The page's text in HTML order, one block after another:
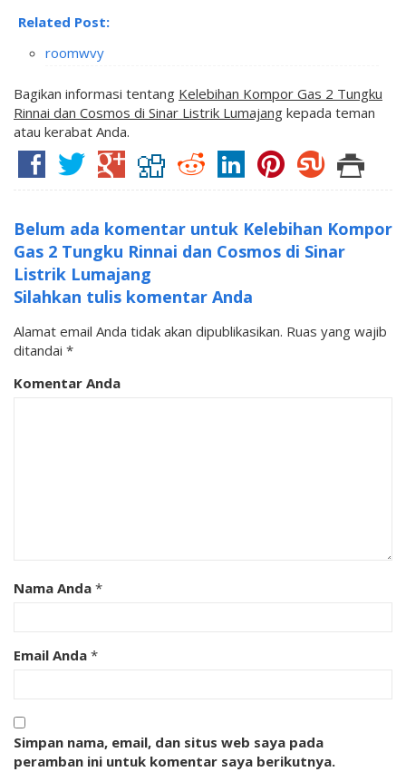
Related Post:
roomwvy
Bagikan informasi tentang Kelebihan Kompor Gas 2 Tungku
Rinnai dan Cosmos di Sinar Listrik Lumajang kepada teman
atau kerabat Anda.
Belum ada komentar untuk Kelebihan Kompor
Gas 2 Tungku Rinnai dan Cosmos di Sinar
Listrik Lumajang
Silahkan tulis komentar Anda
Alamat email Anda tidak akan dipublikasikan. Ruas yang wajib
ditandai *
Komentar Anda
Nama Anda *
Email Anda *
Simpan nama, email, dan situs web saya pada
peramban ini untuk komentar saya berikutnya.